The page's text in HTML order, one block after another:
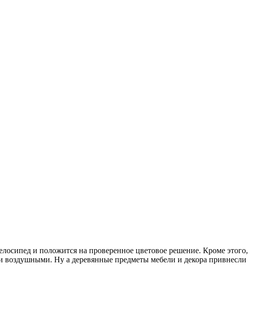
и положится на проверенное цветовое решение. Кроме этого,
воздушными. Ну а деревянные предметы мебели и декора привнесли